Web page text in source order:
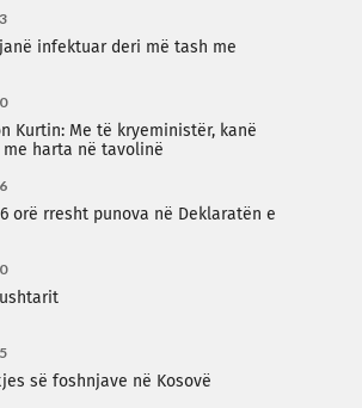
infektuar deri më tash me
Kurtin: Me të kryeministër, kanë
harta në tavolinë
orë rresht punova në Deklaratën e
së foshnjave në Kosovë